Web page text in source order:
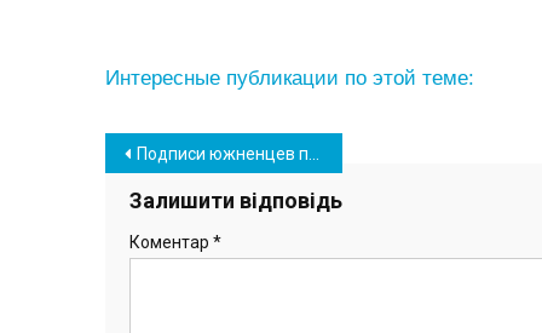
Интересные публикации по этой теме:
Навігація
записів
Подписи южненцев против переименования города нардеп Скорик направит в Кабмин (видео, фото)
Залишити відповідь
Коментар *